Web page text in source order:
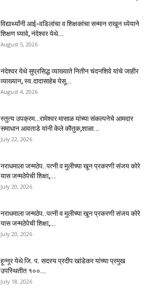
विद्यार्थ्यांनी आई-वडिलांचा व शिक्षकांचा सन्मान राखून ध्येयाने
शिक्षण घ्यावे, नंदेश्वर येथे...
August 5, 2026
नंदेश्वर येथे सुप्रसिद्ध व्याख्याते नितीन चंदनशिवे यांचे जाहीर
व्याख्यान, स्व.दादासाहेब येसू...
August 4, 2026
स्तुत्य उपक्रम…रामेश्वर मासाळ यांच्या संकल्पनेचे आमदार
समाधान आवताडे यांनी केले कौतुक,शाळा...
July 22, 2026
नराधमाला जन्मठेप..पत्नी व मुलीच्या खून प्रकरणी संजय कोरे
यास जन्मठेपेची शिक्षा,...
July 20, 2026
नराधमाला जन्मठेप..पत्नी व मुलीच्या खून प्रकरणी संजय कोरे
यास जन्मठेपेची शिक्षा,...
July 20, 2026
हून्नूर येथे जि. प. सदस्य प्रदीप खांडेकर यांच्या प्रमुख
उपस्थितीत १००...
July 18, 2026